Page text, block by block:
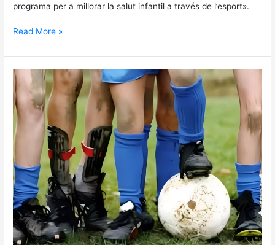
programa per a millorar la salut infantil a través de l’esport».
Read More »
“Esportiva’t”:
deporte
como
motor
de
bienestar